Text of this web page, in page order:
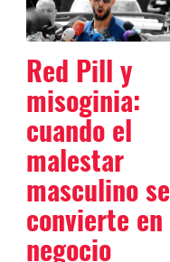
Red Pill y
misoginia:
cuando el
malestar
masculino se
convierte en
negocio